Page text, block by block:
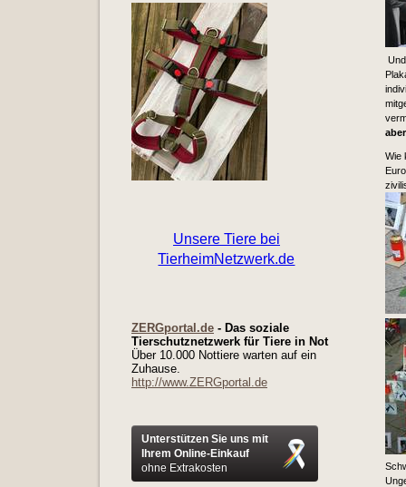
ZERGportal.de - Das soziale
Tierschutznetzwerk für Tiere in Not
Über 10.000 Nottiere warten auf ein
Zuhause.
http://www.ZERGportal.de
Unterstützen Sie uns mit
Ihrem Online-Einkauf
ohne Extrakosten
Wie